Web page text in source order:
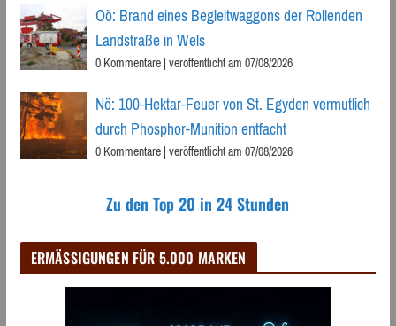
Oö: Brand eines Begleitwaggons der Rollenden
Landstraße in Wels
0 Kommentare|veröffentlicht am 07/08/2026
Nö: 100-Hektar-Feuer von St. Egyden vermutlich
durch Phosphor-Munition entfacht
0 Kommentare|veröffentlicht am 07/08/2026
Zu den Top 20 in 24 Stunden
ERMÄSSIGUNGEN FÜR 5.000 MARKEN